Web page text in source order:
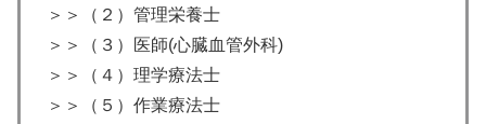
＞＞（２）管理栄養士
＞＞（３）医師(心臓血管外科)
＞＞（４）理学療法士
＞＞（５）作業療法士